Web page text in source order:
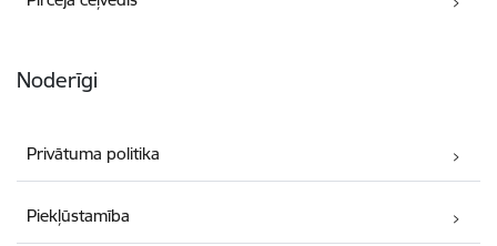
Noderīgi
Privātuma politika
Piekļūstamība